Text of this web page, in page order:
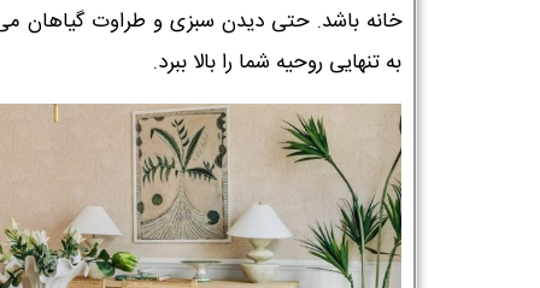
خانه باشد. حتی دیدن سبزی و طراوت گیاهان
به تنهایی روحیه شما را بالا ببرد.